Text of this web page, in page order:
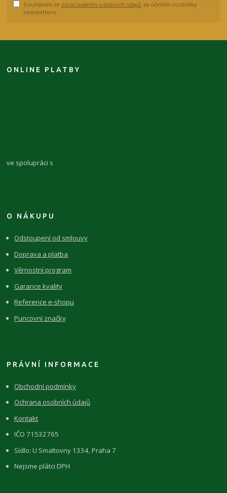
Souhlasím se zpracováním osobních údajů za účelem rozesílky
newsletteru.
ONLINE PLATBY
ve spolupráci s
O NÁKUPU
Odstoupení od smlouvy
Doprava a platba
Věrnostní program
Garance kvality
Reference e-shopu
Puncovní značky
PRÁVNÍ INFORMACE
Obchodní podmínky
Ochrana osobních údajů
Kontakt
IČO 71532765
Sídlo: U Smaltovny 1334, Praha 7
Nejsme plátci DPH